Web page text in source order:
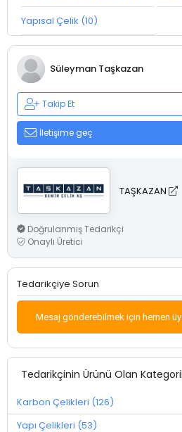
Yapısal Çelik (10)
Süleyman Taşkazan
Takip Et
İletişime geç
TAŞKAZAN
Doğrulanmış Tedarikçi
Onaylı Üretici
Tedarikçiye Sorun
Mesaj gönderebilmek için hemen
Tedarikçinin Ürünü Olan
Karbon Çelikleri (126)
Yapı Çelikleri (53)